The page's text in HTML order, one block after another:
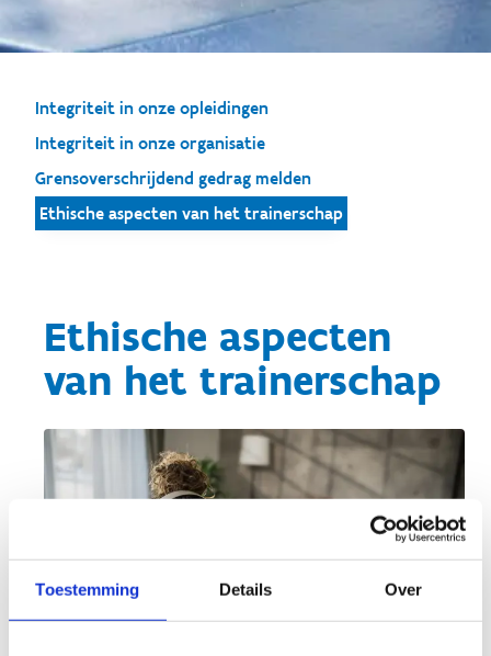
Toestemming Details Over
Integriteit in onze opleidingen
Integriteit in onze organisatie
Grensoverschrijdend gedrag melden
Ethische aspecten van het trainerschap
Ethische aspecten
van het trainerschap